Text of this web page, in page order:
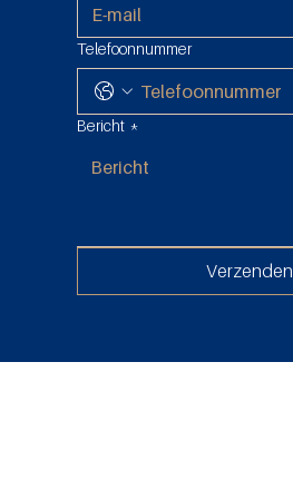
Telefoonnummer
Bericht *
Verzenden